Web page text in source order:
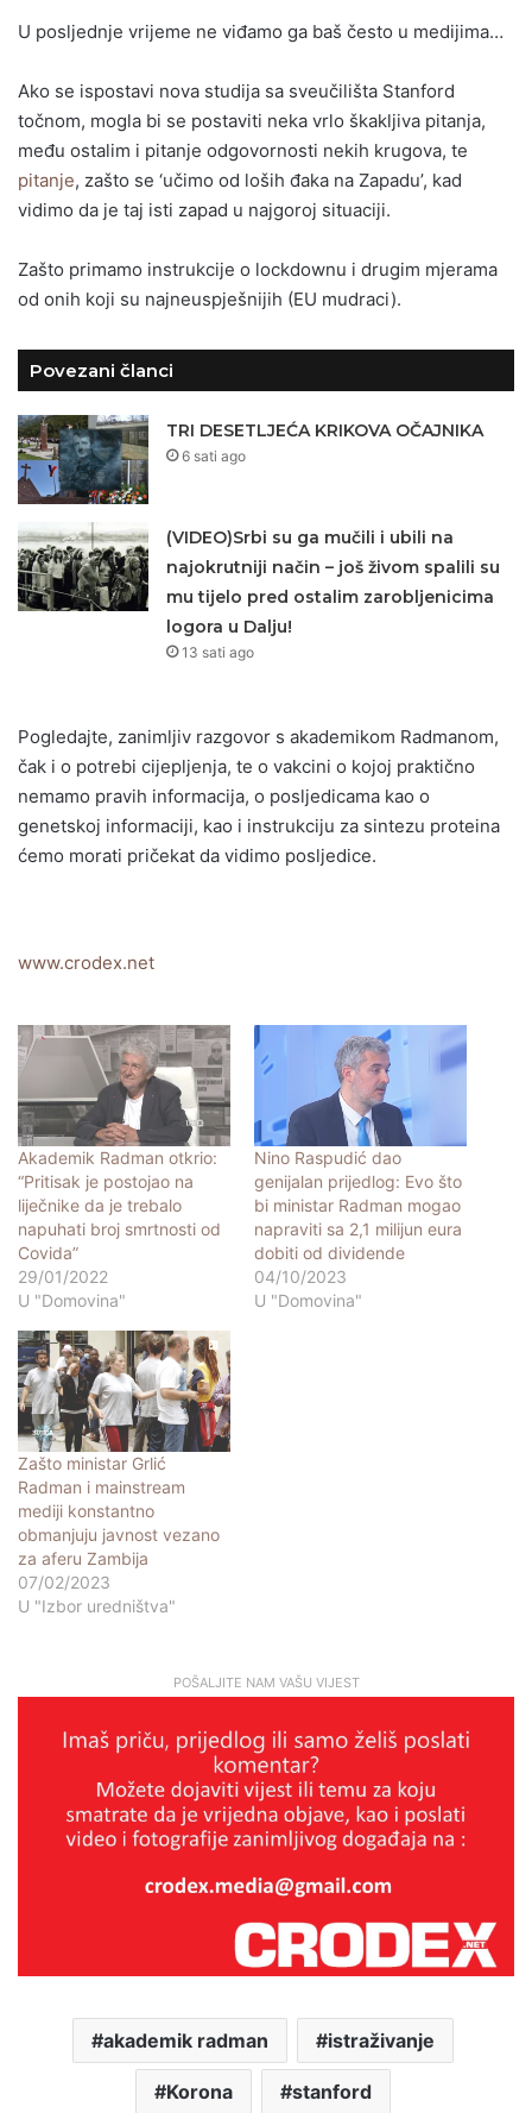
U posljednje vrijeme ne viđamo ga baš često u medijima…
Ako se ispostavi nova studija sa sveučilišta Stanford
točnom, mogla bi se postaviti neka vrlo škakljiva pitanja,
među ostalim i pitanje odgovornosti nekih krugova, te
pitanje, zašto se ‘učimo od loših đaka na Zapadu’, kad
vidimo da je taj isti zapad u najgoroj situaciji.
Zašto primamo instrukcije o lockdownu i drugim mjerama
od onih koji su najneuspješnijih (EU mudraci).
Povezani članci
TRI DESETLJEĆA KRIKOVA OČAJNIKA
6 sati ago
(VIDEO)Srbi su ga mučili i ubili na
najokrutniji način – još živom spalili su
mu tijelo pred ostalim zarobljenicima
logora u Dalju!
13 sati ago
Pogledajte, zanimljiv razgovor s akademikom Radmanom,
čak i o potrebi cijepljenja, te o vakcini o kojoj praktično
nemamo pravih informacija, o posljedicama kao o
genetskoj informaciji, kao i instrukciju za sintezu proteina
ćemo morati pričekat da vidimo posljedice.
www.crodex.net
Akademik Radman otkrio:
“Pritisak je postojao na
liječnike da je trebalo
napuhati broj smrtnosti od
Covida”
29/01/2022
U "Domovina"
Nino Raspudić dao
genijalan prijedlog: Evo što
bi ministar Radman mogao
napraviti sa 2,1 milijun eura
dobiti od dividende
04/10/2023
U "Domovina"
Zašto ministar Grlić
Radman i mainstream
mediji konstantno
obmanjuju javnost vezano
za aferu Zambija
07/02/2023
U "Izbor uredništva"
POŠALJITE NAM VAŠU VIJEST
akademik radman istraživanje
Korona stanford